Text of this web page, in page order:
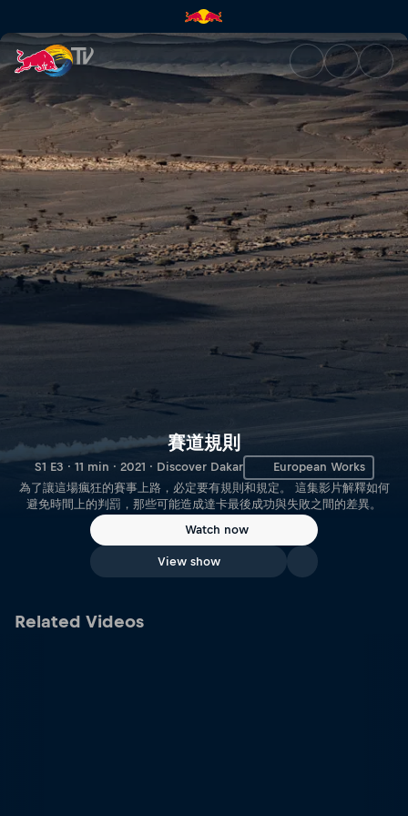
賽道規則 | Red Bull TV
賽道規則
S1 E3 · 11 min · 2021 · Discover Dakar European Works
為了讓這場瘋狂的賽事上路，必定要有規則和規定。 這集影片解釋如何
避免時間上的判罰，那些可能造成達卡最後成功與失敗之間的差異。
Watch now
View show
Related Videos